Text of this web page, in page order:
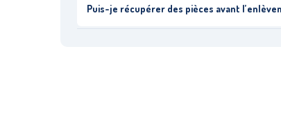
Puis-je récupérer des pièces avant